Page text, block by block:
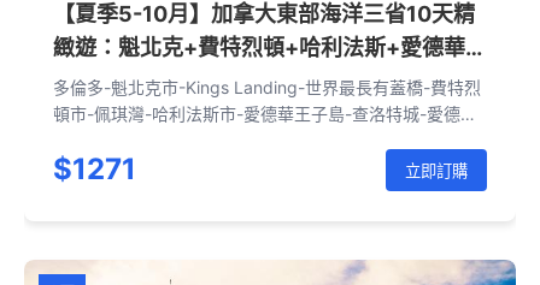
【夏季5-10月】加拿大東部海洋三省10天精
緻遊：魁北克+費特烈頓+哈利法斯+愛德華王
子島+蒙特利爾+渥太華+千島湖+尼亞加拉瀑
布（多倫多往返|含接送機套餐|含一晚瀑布飯
多倫多-魁北克市-Kings Landing-世界最長有蓋橋-費特烈
頓市-佩琪灣-哈利法斯市-愛德華王子島-查洛特城-愛德華
爾市-渥太華市-千島國家公園-多倫多市-尼亞加拉瀑布-多
$1271 立即訂購